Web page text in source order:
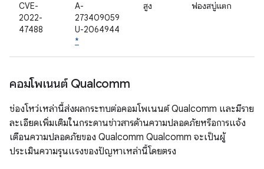
CVE-
2022-
47488
A-
273409059
U-2064944
*
สูง ฟองสบู่แตก
คอมโพเนนต์ Qualcomm
ช่องโหว่เหล่านี้ส่งผลกระทบต่อคอมโพเนนต์ Qualcomm และมีราย
ละเอียดเพิ่มเติมในกระดานข่าวสารด้านความปลอดภัยหรือการแจ้ง
เตือนความปลอดภัยของ Qualcomm Qualcomm จะเป็นผู้
ประเมินความรุนแรงของปัญหาเหล่านี้โดยตรง